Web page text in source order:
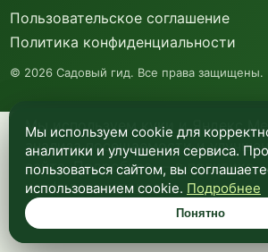
Мы используем куки и Яндекс
анализа посещаемости и
сайта. Подробнее —в политике
конфиденциальности.
Понятно
Пользовательское соглашение
Политика конфиденциальности
© 2026 Садовый гид. Все права защищены.
Мы используем cookie для
аналитики и улучшения сервиса.
пользоваться сайтом, вы
использованием cookie. Подробнее
Понятно